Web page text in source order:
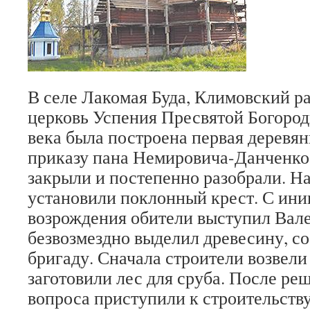
В селе Лакомая Буда, Климовский
церковь Успения Пресвятой
века была построена первая
приказу пана Немировича-
закрыли и постепенно разобрали.
установили поклонный крест. С
возрождения обители выступил
безвозмездно выделил древесину,
бригаду. Сначала строители
загото­вили лес для сруба. По­сле
вопроса приступили к